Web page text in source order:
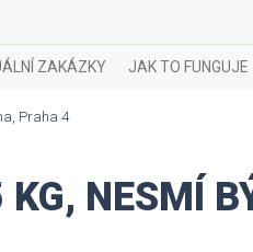
ZAKÁZKY JAK TO FUNGUJE
Praha 4
NESMÍ